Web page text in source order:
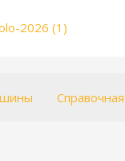
Справочная